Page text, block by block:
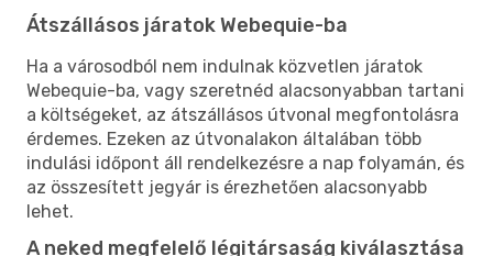
Átszállásos járatok Webequie-ba
Ha a városodból nem indulnak közvetlen járatok
Webequie-ba, vagy szeretnéd alacsonyabban tartani
a költségeket, az átszállásos útvonal megfontolásra
érdemes. Ezeken az útvonalakon általában több
indulási időpont áll rendelkezésre a nap folyamán, és
az összesített jegyár is érezhetően alacsonyabb
lehet.
A neked megfelelő légitársaság kiválasztása